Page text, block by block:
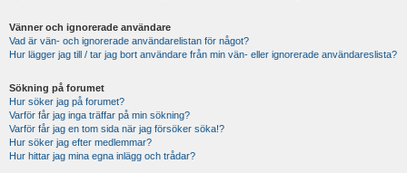
Vänner och ignorerade användare
Vad är vän- och ignorerade användarelistan för något?
Hur lägger jag till / tar jag bort användare från min vän- eller ignorerade användareslista?
Sökning på forumet
Hur söker jag på forumet?
Varför får jag inga träffar på min sökning?
Varför får jag en tom sida när jag försöker söka!?
Hur söker jag efter medlemmar?
Hur hittar jag mina egna inlägg och trådar?